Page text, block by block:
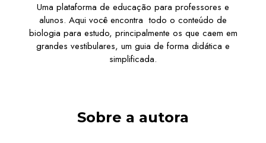
Uma plataforma de educação para professores e
alunos. Aqui você encontra todo o conteúdo de
biologia para estudo, principalmente os que caem em
grandes vestibulares, um guia de forma didática e
simplificada.
Sobre a autora